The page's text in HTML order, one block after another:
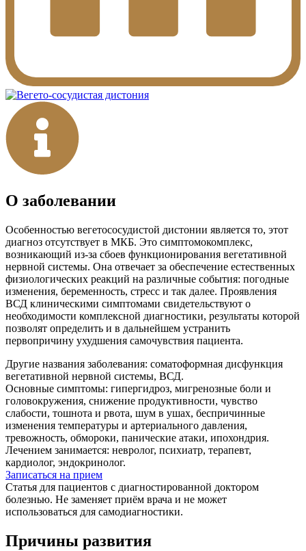
О заболевании
Особенностью вегетососудистой дистонии является то, этот
диагноз отсутствует в МКБ. Это симптомокомплекс,
возникающий из-за сбоев функционирования вегетативной
нервной системы. Она отвечает за обеспечение естественных
физиологических реакций на различные события: погодные
изменения, беременность, стресс и так далее. Проявления
ВСД клиническими симптомами свидетельствуют о
необходимости комплексной диагностики, результаты которой
позволят определить и в дальнейшем устранить
первопричину ухудшения самочувствия пациента.
Другие названия заболевания: соматоформная дисфункция
вегетативной нервной системы, ВСД.
Основные симптомы: гипергидроз, мигренозные боли и
головокружения, снижение продуктивности, чувство
слабости, тошнота и рвота, шум в ушах, беспричинные
изменения температуры и артериального давления,
тревожность, обмороки, панические атаки, ипохондрия.
Лечением занимается: невролог, психиатр, терапевт,
кардиолог, эндокринолог.
Записаться на прием
Статья для пациентов с диагностированной доктором
болезнью. Не заменяет приём врача и не может
использоваться для самодиагностики.
Причины развития